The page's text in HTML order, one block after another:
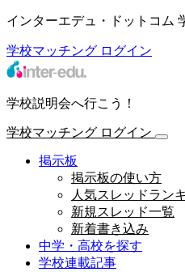
インターエデュ・ドットコム
学校マッチング ログイン
学校説明会へ行こう！
学校マッチング ログイン
掲示板
掲示板の使い方
人気スレッドラン
新規スレッド一覧
新着書き込み
中学・高校を探す
学校連載記事